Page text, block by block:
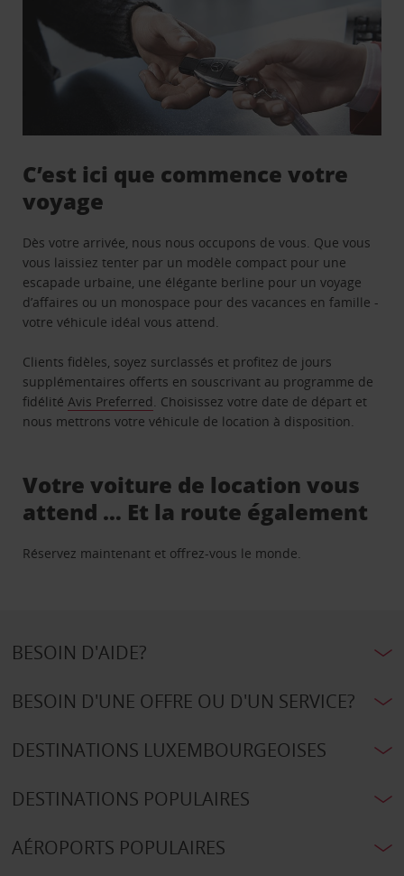
C’est ici que commence votre
voyage
Dès votre arrivée, nous nous occupons de vous. Que vous
vous laissiez tenter par un modèle compact pour une
escapade urbaine, une élégante berline pour un voyage
d’affaires ou un monospace pour des vacances en famille -
votre véhicule idéal vous attend.
Clients fidèles, soyez surclassés et profitez de jours
supplémentaires offerts en souscrivant au programme de
fidélitéAvis Preferred. Choisissez votre date de départ et
nous mettrons votre véhicule de location à disposition.
Votre voiture de location vous
attend … Et la route également
Réservez maintenant et offrez-vous le monde.
BESOIN D'AIDE?
BESOIN D'UNE OFFRE OU D'UN SERVICE?
DESTINATIONS LUXEMBOURGEOISES
DESTINATIONS POPULAIRES
AÉROPORTS POPULAIRES